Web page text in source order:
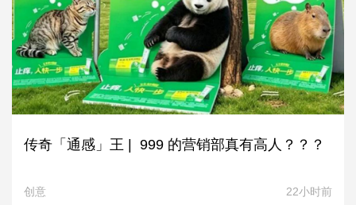
传奇「通感」王 | 999 的营销部真有高人？？？
创意 22小时前